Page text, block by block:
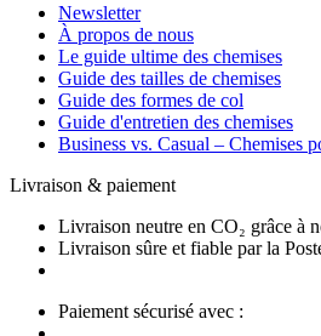
Newsletter
À propos de nous
Le guide ultime des chemises
Guide des tailles de chemises
Guide des formes de col
Guide d'entretien des chemises
Business vs. Casual – Chemises
Livraison & paiement
Livraison neutre en CO₂ grâce à
Livraison sûre et fiable par la
Paiement sécurisé avec :